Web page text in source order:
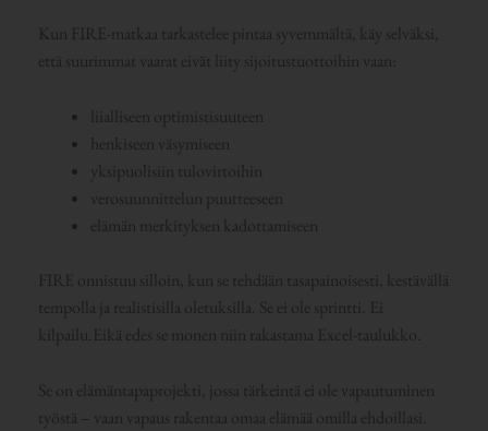
Kun FIRE-matkaa tarkastelee pintaa syvemmältä, käy selväksi,
että suurimmat vaarat eivät liity sijoitustuottoihin vaan:
liialliseen optimistisuuteen
henkiseen väsymiseen
yksipuolisiin tulovirtoihin
verosuunnittelun puutteeseen
elämän merkityksen kadottamiseen
FIRE onnistuu silloin, kun se tehdään tasapainoisesti, kestävällä
tempolla ja realistisilla oletuksilla. Se ei ole sprintti. Ei
kilpailu.Eikä edes se monen niin rakastama Excel-taulukko.
Se on elämäntapaprojekti, jossa tärkeintä ei ole vapautuminen
työstä – vaan vapaus rakentaa omaa elämää omilla ehdoillasi.